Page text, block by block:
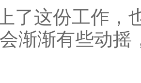
了这份工作，
渐渐有些动